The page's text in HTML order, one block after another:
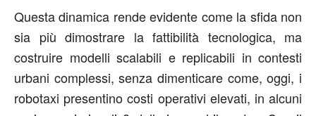
Questa dinamica rende evidente come la sfida non
sia più dimostrare la fattibilità tecnologica, ma
costruire modelli scalabili e replicabili in contesti
urbani complessi, senza dimenticare come, oggi, i
robotaxi presentino costi operativi elevati, in alcuni